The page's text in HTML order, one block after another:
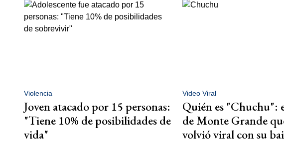
Violencia
Joven atacado por 15 personas:
"Tiene 10% de posibilidades de
vida"
Video Viral
Quién es "Chuchu":
de Monte Grande
volvió viral con su